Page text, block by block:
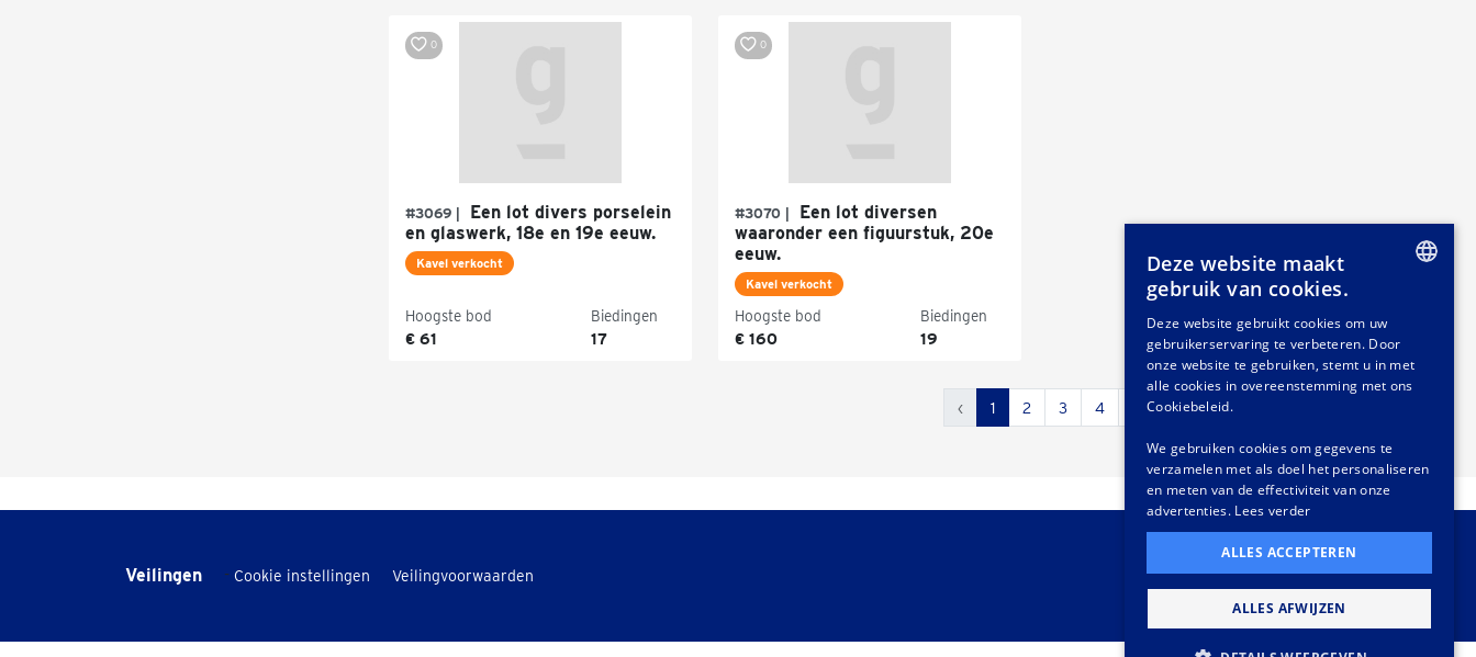
#3069 |
Een lot divers porselein
en glaswerk, 18e en 19e eeuw.
Kavel verkocht
Hoogste bod
€ 61
Biedingen
17
0
#3070 |
Een lot diversen
waaronder een figuurstuk, 20e
eeuw.
Kavel verkocht
Hoogste bod
€ 160
Biedingen
19
0
‹ 1 2 3 4 6 ...
Veilingen - Cookie instellingen Veilingvoorwaarden
GERMAN
FRENCH
Deze website maakt
gebruik van cookies.
Deze website gebruikt cookies om uw
gebruikerservaring te verbeteren. Door
onze website te gebruiken, stemt u in met
alle cookies in overeenstemming met ons
Cookiebeleid.
We gebruiken cookies om gegevens te
verzamelen met als doel het personaliseren
en meten van de effectiviteit van onze
advertenties. Lees verder
ALLES ACCEPTEREN
ALLES AFWIJZEN